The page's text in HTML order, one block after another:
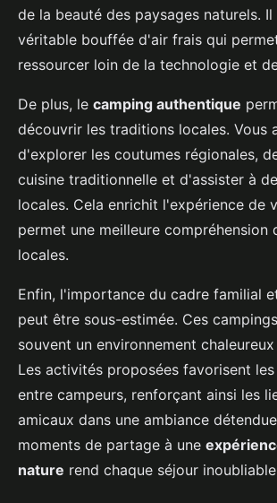
de la beauté des paysages naturels.
véritable bouffée d'air frais qui
ressourcer loin de la technologie et
De plus, le camping authentique
découvrir les traditions locales. Vous
d'explorer les coutumes régionales,
cuisine traditionnelle et d'assister à
locales. Cela enrichit l'expérience de
permet une meilleure compréhension
locales.
Enfin, l'importance du cadre familial
peut être sous-estimée. Ces
souvent un environnement
Les activités proposées favorisent
entre campeurs, renforçant ainsi les
amicaux dans une ambiance
moments de partage à une
nature rend chaque séjour